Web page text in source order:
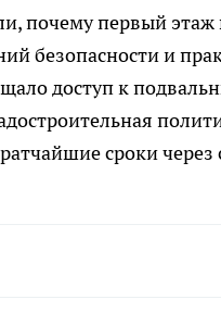
почему первый этаж
безопасности и
доступ к
сроки через